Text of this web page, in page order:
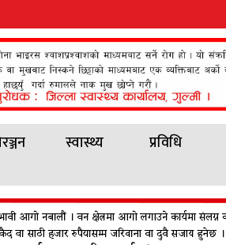
स्वास्थ्य प्रविधि